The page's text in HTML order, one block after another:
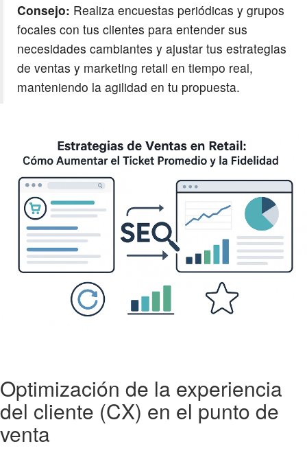
Consejo: Realiza encuestas periódicas y grupos
focales con tus clientes para entender sus
necesidades cambiantes y ajustar tus estrategias
de ventas y marketing retail en tiempo real,
manteniendo la agilidad en tu propuesta.
Optimización de la experiencia
del cliente (CX) en el punto de
venta